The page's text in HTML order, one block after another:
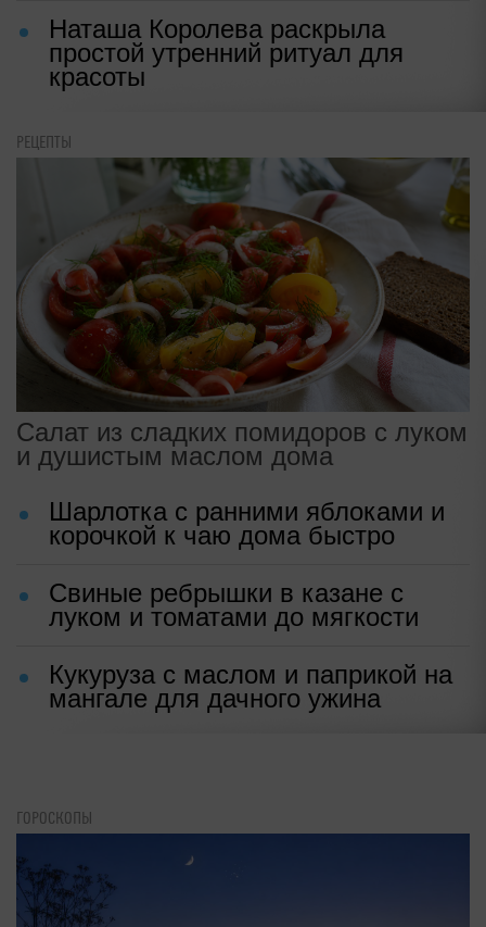
Наташа Королева раскрыла
простой утренний ритуал для
красоты
РЕЦЕПТЫ
Салат из сладких помидоров с луком
и душистым маслом дома
Шарлотка с ранними яблоками и
корочкой к чаю дома быстро
Свиные ребрышки в казане с
луком и томатами до мягкости
Кукуруза с маслом и паприкой на
мангале для дачного ужина
ГОРОСКОПЫ